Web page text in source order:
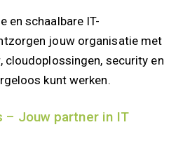
en schaalbare IT-
jouw organisatie met
cloudoplossingen, security en
kunt werken.
– Jouw partner in IT